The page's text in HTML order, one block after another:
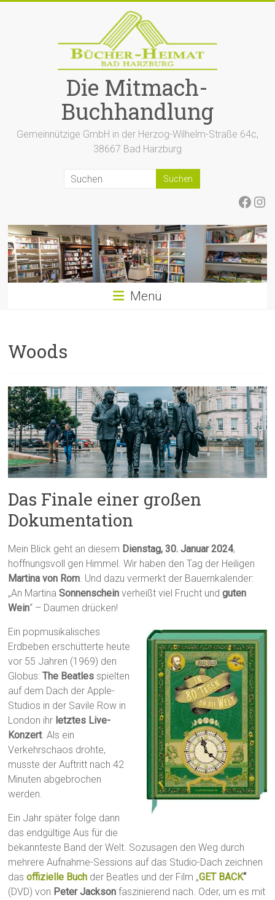
Die Mitmach-
Buchhandlung
Gemeinnützige GmbH in der Herzog-Wilhelm-Straße 64c,
38667 Bad Harzburg
Menü
Woods
Das Finale einer großen
Dokumentation
Mein Blick geht an diesem Dienstag, 30. Januar 2024,
hoffnungsvoll gen Himmel. Wir haben den Tag der Heiligen
Martina von Rom. Und dazu vermerkt der Bauernkalender:
„An MartinaSonnenschein verheißt viel Frucht undguten
Wein“ – Daumen drücken!
Ein popmusikalisches
Erdbeben erschütterte heute
vor 55 Jahren (1969) den
Globus:The Beatles spielten
auf dem Dach der Apple-
Studios in der Savile Row in
London ihr letztes Live-
Konzert. Als ein
Verkehrschaos drohte,
musste der Auftritt nach 42
Minuten abgebrochen
werden.
Ein Jahr später folge dann
das endgültige Aus für die
bekannteste Band der Welt. Sozusagen den Weg durch
mehrere Aufnahme-Sessions auf das Studio-Dach zeichnen
dasoffizielle Buch der Beatles und der Film „GET BACK“
(DVD) von Peter Jackson faszinierend nach. Oder, um es mit